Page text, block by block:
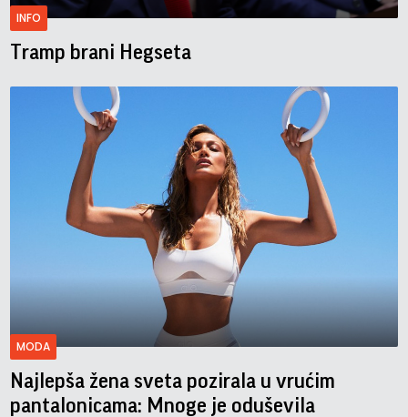
INFO
Tramp brani Hegseta
MODA
Najlepša žena sveta pozirala u vrućim
pantalonicama: Mnoge je oduševila